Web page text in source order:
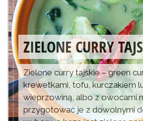
ZIELONE CURRY
Zielone curry tajskie – green
krewetkami, tofu, kurczakiem
wieprzowiną, albo z owocami
przygotować je z dowolnymi